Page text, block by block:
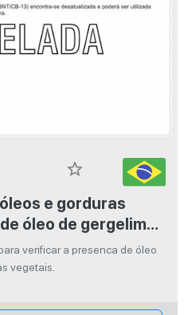
star_border
óleo de gergelim
Fabris)
verificar a presenca de óleo
vegetais.